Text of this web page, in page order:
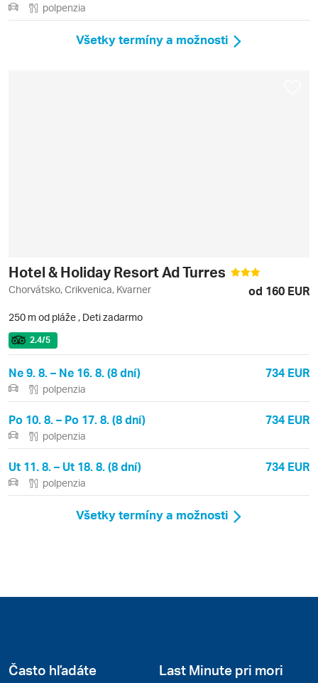
polpenzia
Všetky termíny a možnosti
Hotel & Holiday Resort Ad Turres
Chorvátsko, Crikvenica, Kvarner od 160 EUR
250 m od pláže , Deti zadarmo
2.4/5
Ne 9. 8. – Ne 16. 8. (8 dní) 734 EUR
polpenzia
Po 10. 8. – Po 17. 8. (8 dní) 734 EUR
polpenzia
Ut 11. 8. – Ut 18. 8. (8 dní) 734 EUR
polpenzia
Všetky termíny a možnosti
Často hľadáte Last Minute pri mori